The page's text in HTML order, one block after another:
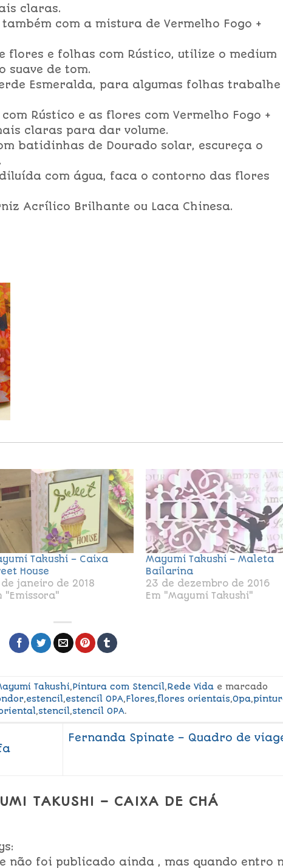
claras.
com a mistura de Vermelho Fogo +
flores e folhas com Rústico, utilize o medium
suave de tom.
Esmeralda, para algumas folhas trabalhe
Rústico e as flores com Vermelho Fogo +
claras para dar volume.
batidinhas de Dourado solar, escureça o
com água, faca o contorno das flores
Acrílico Brilhante ou Laca Chinesa.
Takushi – Caixa
House
de janeiro de 2018
"Emissora"
Mayumi Takushi – Maleta
Bailarina
23 de dezembro de 2016
Em "Mayumi Takushi"
Takushi,Pintura com Stencil,Rede Vida e marcado
,estencil,estencil OPA,Flores,flores orientais,Opa,
,stencil,stencil OPA.
Fernanda Spinate – Quadro de
TAKUSHI – CAIXA DE CHÁ
não foi publicado ainda , mas quando entro